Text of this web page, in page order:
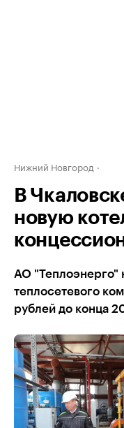
Нижний Новгород
В
новую
АО "Теплоэнерго"
теплосетевого
рублей до конца